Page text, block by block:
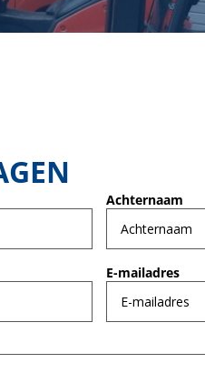
Achternaam
E-mailadres